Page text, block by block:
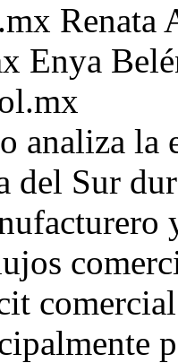
Renata
Enya
analiza la
del Sur